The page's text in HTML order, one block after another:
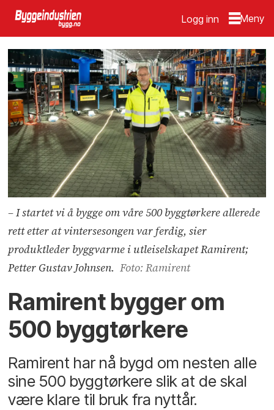
Logg inn
– I startet vi å bygge om våre 500 byggtørkere allerede
rett etter at vintersesongen var ferdig, sier
produktleder byggvarme i utleiselskapet Ramirent;
Petter Gustav Johnsen. Foto: Ramirent
Ramirent bygger om
500 byggtørkere
Ramirent har nå bygd om nesten alle
sine 500 byggtørkere slik at de skal
være klare til bruk fra nyttår.